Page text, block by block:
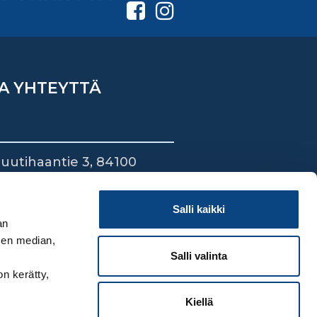
median,
kerätty,
Salli kaikki
Salli valinta
Kiellä
YHTEYTTÄ
3, 84100